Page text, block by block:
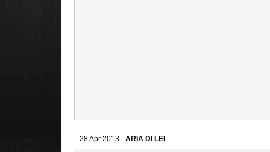
28 Apr 2013 - ARIA DI LEI